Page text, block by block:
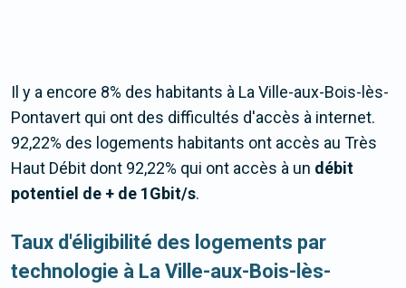
Il y a encore 8% des habitants à La Ville-aux-Bois-lès-
Pontavert qui ont des difficultés d'accès à internet.
92,22% des logements habitants ont accès au Très
Haut Débit dont 92,22% qui ont accès à un débit
potentiel de + de 1Gbit/s.
Taux d'éligibilité des logements par
technologie à La Ville-aux-Bois-lès-